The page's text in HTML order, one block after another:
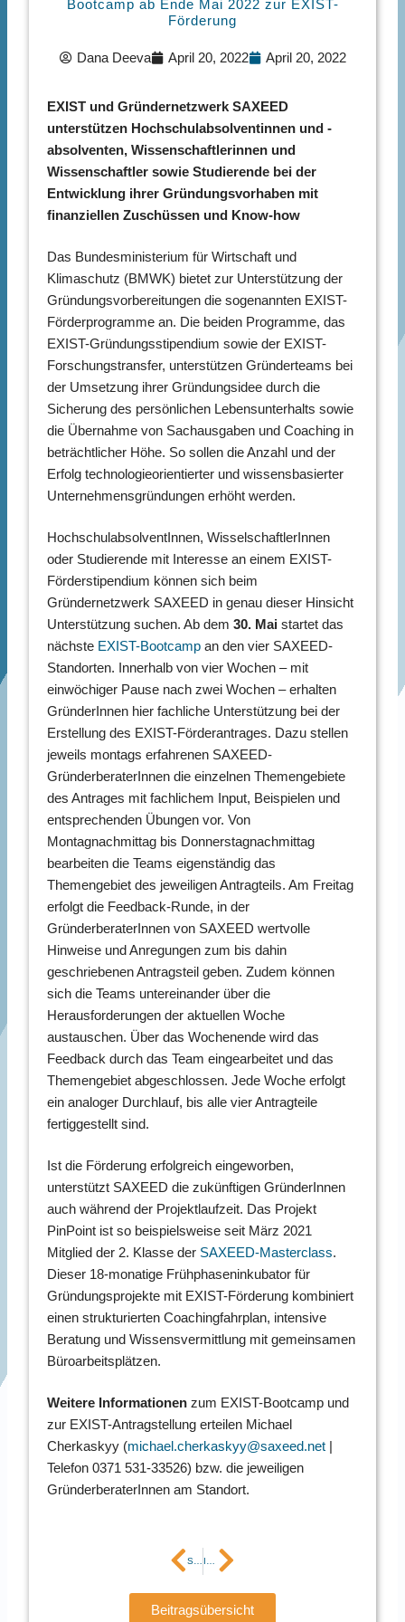
Bootcamp ab Ende Mai 2022 zur EXIST-
Förderung
Dana Deeva April 20, 2022 April 20, 2022
EXIST und Gründernetzwerk SAXEED
unterstützen Hochschulabsolventinnen und -
absolventen, Wissenschaftlerinnen und
Wissenschaftler sowie Studierende bei der
Entwicklung ihrer Gründungsvorhaben mit
finanziellen Zuschüssen und Know-how
Das Bundesministerium für Wirtschaft und
Klimaschutz (BMWK) bietet zur Unterstützung der
Gründungsvorbereitungen die sogenannten EXIST-
Förderprogramme an. Die beiden Programme, das
EXIST-Gründungsstipendium sowie der EXIST-
Forschungstransfer, unterstützen Gründerteams bei
der Umsetzung ihrer Gründungsidee durch die
Sicherung des persönlichen Lebensunterhalts sowie
die Übernahme von Sachausgaben und Coaching in
beträchtlicher Höhe. So sollen die Anzahl und der
Erfolg technologieorientierter und wissensbasierter
Unternehmensgründungen erhöht werden.
HochschulabsolventInnen, WisselschaftlerInnen
oder Studierende mit Interesse an einem EXIST-
Förderstipendium können sich beim
Gründernetzwerk SAXEED in genau dieser Hinsicht
Unterstützung suchen. Ab dem30. Mai startet das
nächste EXIST-Bootcamp an den vier SAXEED-
Standorten. Innerhalb von vier Wochen – mit
einwöchiger Pause nach zwei Wochen – erhalten
GründerInnen hier fachliche Unterstützung bei der
Erstellung des EXIST-Förderantrages. Dazu stellen
jeweils montags erfahrenen SAXEED-
GründerberaterInnen die einzelnen Themengebiete
des Antrages mit fachlichem Input, Beispielen und
entsprechenden Übungen vor. Von
Montagnachmittag bis Donnerstagnachmittag
bearbeiten die Teams eigenständig das
Themengebiet des jeweiligen Antragteils. Am Freitag
erfolgt die Feedback-Runde, in der
GründerberaterInnen von SAXEED wertvolle
Hinweise und Anregungen zum bis dahin
geschriebenen Antragsteil geben. Zudem können
sich die Teams untereinander über die
Herausforderungen der aktuellen Woche
austauschen. Über das Wochenende wird das
Feedback durch das Team eingearbeitet und das
Themengebiet abgeschlossen. Jede Woche erfolgt
ein analoger Durchlauf, bis alle vier Antragteile
fertiggestellt sind.
Ist die Förderung erfolgreich eingeworben,
unterstützt SAXEED die zukünftigen GründerInnen
auch während der Projektlaufzeit. Das Projekt
PinPoint ist so beispielsweise seit März 2021
Mitglied der 2. Klasse der SAXEED-Masterclass.
Dieser 18-monatige Frühphaseninkubator für
Gründungsprojekte mit EXIST-Förderung kombiniert
einen strukturierten Coachingfahrplan, intensive
Beratung und Wissensvermittlung mit gemeinsamen
Büroarbeitsplätzen.
Weitere Informationen zum EXIST-Bootcamp und
zur EXIST-Antragstellung erteilen Michael
Cherkaskyy (michael.cherkaskyy@saxeed.net
Telefon 0371 531-33526) bzw. die jeweiligen
GründerberaterInnen am Standort.
ZurückNächster
Beitragsübersicht